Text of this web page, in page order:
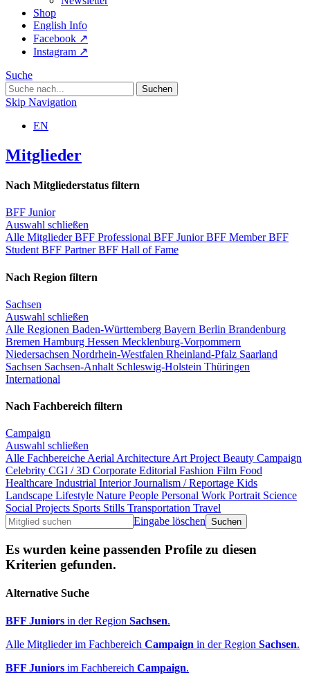
Shop
English Info
Facebook ↗︎
Instagram ↗︎
Suche
Skip Navigation
EN
Mitglieder
Nach Mitgliederstatus filtern
BFF Junior
Auswahl schließen
Alle MitgliederBFF Professional BFF JuniorBFF MemberBFF
Student BFF PartnerBFF Hall of Fame
Nach Region filtern
Sachsen
Auswahl schließen
Alle Regionen Baden-Württemberg Bayern Berlin Brandenburg
Bremen Hamburg Hessen Mecklenburg-Vorpommern
Niedersachsen Nordrhein-Westfalen Rheinland-Pfalz Saarland
Sachsen Sachsen-Anhalt Schleswig-Holstein Thüringen
International
Nach Fachbereich filtern
Campaign
Auswahl schließen
Alle Fachbereiche Aerial Architecture Art Project Beauty Campaign
Celebrity CGI / 3D Corporate Editorial Fashion Film Food
Healthcare Industrial InteriorJournalism / Reportage Kids
Landscape Lifestyle Nature People Personal Work Portrait Science
Social Projects Sports Stills Transportation Travel
Eingabe löschen
Es wurden keine passenden Profile zu diesen
Kriterien gefunden.
Alternative Suche
BFF Juniors in der Region Sachsen.
Alle Mitglieder im Fachbereich Campaign in der Region Sachsen.
BFF Juniors im Fachbereich Campaign.